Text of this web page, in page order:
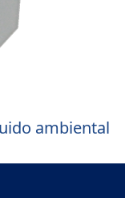
ambiental